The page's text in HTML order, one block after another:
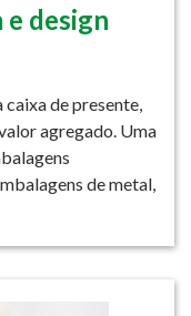
e design
de presente,
agregado. Uma
de metal,